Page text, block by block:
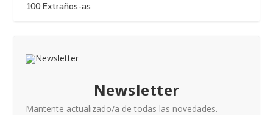
100 Extraños-as
Newsletter
Mantente actualizado/a de todas las novedades.